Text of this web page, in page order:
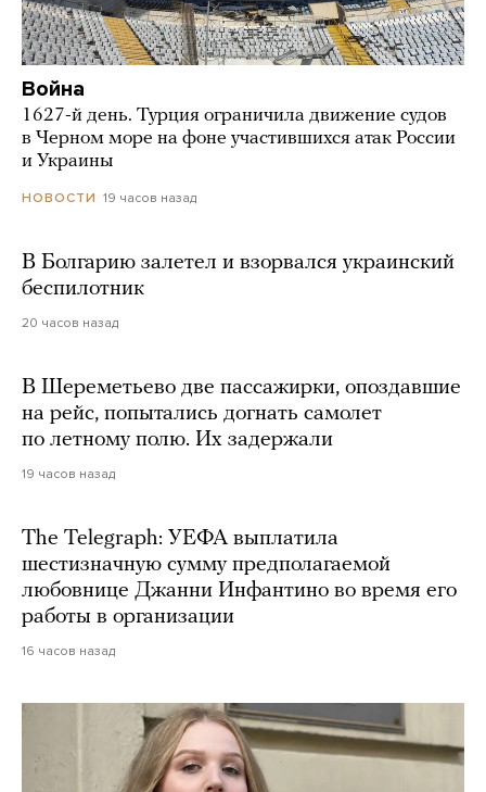
Война
1627-й день. Турция ограничила движение судов
в Черном море на фоне участившихся атак России
и Украины
НОВОСТИ 19 часов назад
В Болгарию залетел и взорвался украинский
беспилотник
20 часов назад
В Шереметьево две пассажирки, опоздавшие
на рейс, попытались догнать самолет
по летному полю. Их задержали
19 часов назад
The Telegraph: УЕФА выплатила
шестизначную сумму предполагаемой
любовнице Джанни Инфантино во время его
работы в организации
16 часов назад